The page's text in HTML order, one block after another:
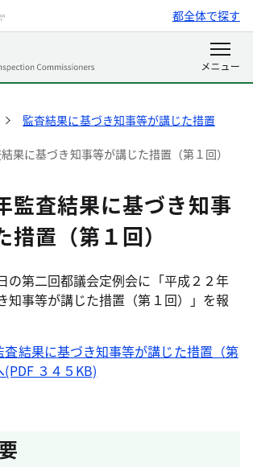
都全体で探す
監査結果に基づき知事等が講じた措置
果に基づき知事等が講じた措置（第１回）
監査結果に基づき知事
置（第１回）
の第二回都議会定例会に「平成２２年
知事等が講じた措置（第１回）」を報
査結果に基づき知事等が講じた措置（第
(PDF ３４５KB)